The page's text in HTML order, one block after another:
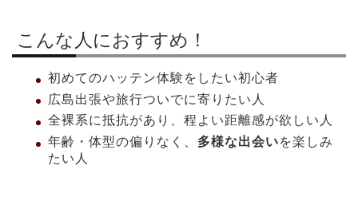
こんな人におすすめ！
初めてのハッテン体験をしたい初心者
広島出張や旅行ついでに寄りたい人
全裸系に抵抗があり、程よい距離感が欲しい人
年齢・体型の偏りなく、 多様な出会いを楽しみ
たい人